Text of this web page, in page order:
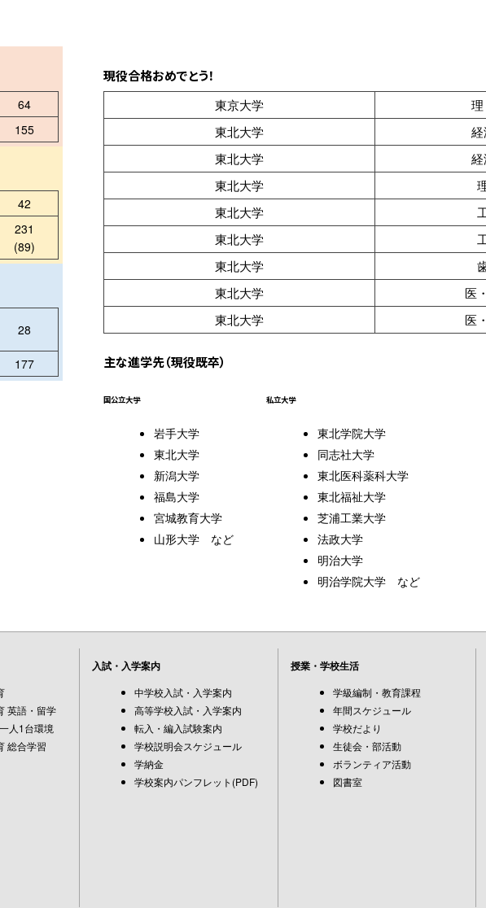
64
155
42
231
(89)
28
177
現役合格おめでとう！
東京大学
東北大学
東北大学
東北大学
東北大学
東北大学
東北大学
東北大学
医
東北大学
医
主な進学先（現役既卒）
国公立大学
岩手大学
東北大学
新潟大学
福島大学
宮城教育大学
山形大学 など
私立大学
東北学院大学
同志社大学
東北医科薬科大学
東北福祉大学
芝浦工業大学
法政大学
明治大学
明治学院大学 など
英語・留学
人1台環境
総合学習
入試・入学案内
中学校入試・入学案内
高等学校入試・入学案内
転入・編入試験案内
学校説明会スケジュール
学納金
学校案内パンフレット(PDF)
授業・学校生活
学級編制・教育課程
年間スケジュール
学校だより
生徒会・部活動
ボランティア活動
図書室